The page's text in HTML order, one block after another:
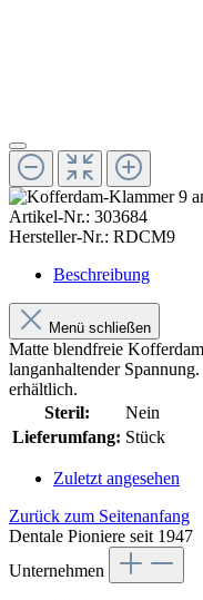
Artikel-Nr.: 303684
Hersteller-Nr.: RDCM9
Beschreibung
Menü schließen
Matte blendfreie
langanhaltender
erhältlich.
Steril:
Nein
Lieferumfang: Stück
Zuletzt angesehen
Zurück zum Seitenanfang
Dentale Pioniere seit 1947
Unternehmen